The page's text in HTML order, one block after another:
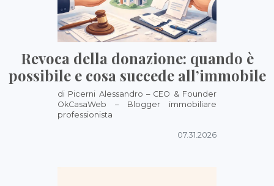
Revoca della donazione: quando è
possibile e cosa succede all’immobile
di Picerni Alessandro – CEO & Founder
OkCasaWeb – Blogger immobiliare
professionista
07.31.2026